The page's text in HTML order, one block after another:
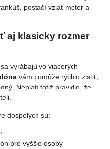
postačí vziať meter a
aj klasicky rozmer
vyrábajú vo viacerých
vám pomôže rýchlo zistiť,
Neplatí totiž pravidlo, že
dospelých sú:
pre vyššie osoby